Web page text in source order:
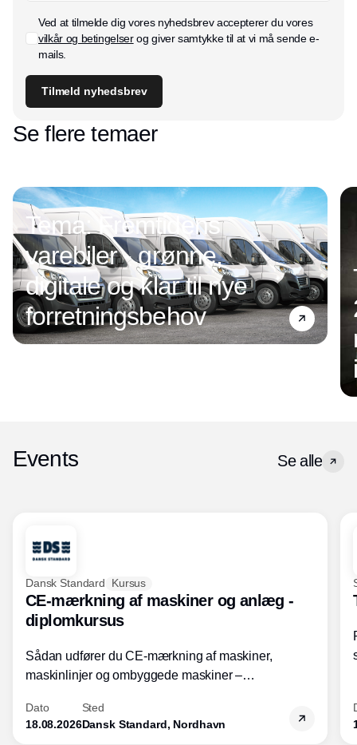
Ved at tilmelde dig vores nyhedsbrev accepterer du vores
vilkår og betingelserog giver samtykke til at vi må sende e-
mails.
Tilmeld nyhedsbrev
Se flere temaer
Tema: Fremtidens
varebiler - grønne,
digitale og klar til nye
forretningsbehov
Events Se alle
Dansk Standard Kursus
CE-mærkning af maskiner og anlæg -
diplomkursus
Sådan udfører du CE-mærkning af maskiner,
maskinlinjer og ombyggede maskiner –
Dato
18.08.2026
Sted
Dansk Standard, Nordhavn